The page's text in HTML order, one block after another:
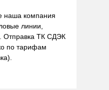
наша компания
линии,
Отправка ТК СДЭК
по тарифам